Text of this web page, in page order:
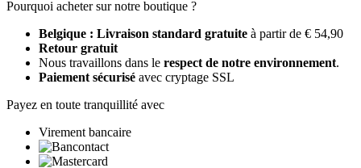
Pourquoi acheter sur notre boutique ?
Belgique : Livraison standard gratuite à partir de € 54,90
Retour gratuit
Nous travaillons dans le respect de notre environnement.
Paiement sécurisé avec cryptage SSL
Payez en toute tranquillité avec
Virement bancaire